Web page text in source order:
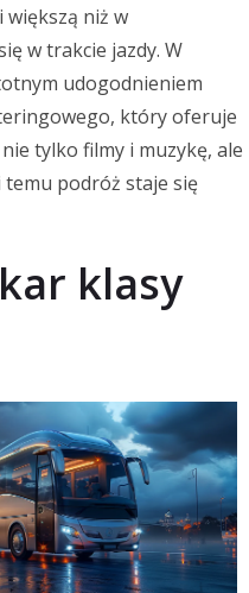
niż w
w trakcie jazdy. W
udogodnieniem
który oferuje
tylko filmy i muzykę, ale
temu podróż staje się
klasy